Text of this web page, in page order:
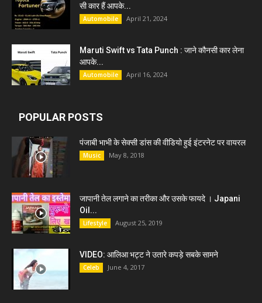
सी कार हैं आपके...
Automobile April 21, 2024
Maruti Swift vs Tata Punch : जाने कौनसी कार लेना
आपके...
Automobile April 16, 2024
POPULAR POSTS
पंजाबी भाभी के सेक्सी डांस की वीडियो हुई इंटरनेट पर वायरल
Music May 8, 2018
जापानी तेल लगाने का तरीका और उसके फायदे । Japani
Oil...
Lifestyle August 25, 2019
VIDEO: आलिआ भट्ट ने उतारे कपड़े सबके सामने
Celeb June 4, 2017